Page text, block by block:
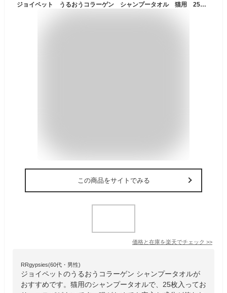
ジョイペット うるおうコラーゲン シャンプータオル 猫用 25枚 関東当日便
この商品をサイトでみる
価格と在庫を楽天でチェック >>
RRgypsies(60代・男性)
ジョイペットのうるおうコラーゲン シャンプータオルが
おすすめです。猫用のシャンプータオルで、25枚入ってお